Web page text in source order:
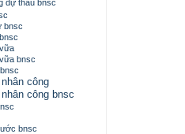
dự thầu bnsc
bnsc
bnsc
công
công bnsc
bnsc